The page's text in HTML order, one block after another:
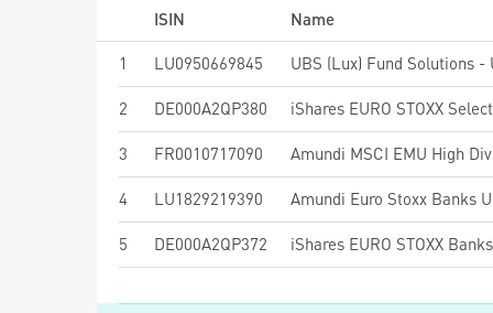
ISIN
Name
1
LU0950669845
2 DE000A2QP380
3 FR0010717090 Amundi MSCI EMU High
4 LU1829219390 Amundi Euro Stoxx Banks
5 DE000A2QP372